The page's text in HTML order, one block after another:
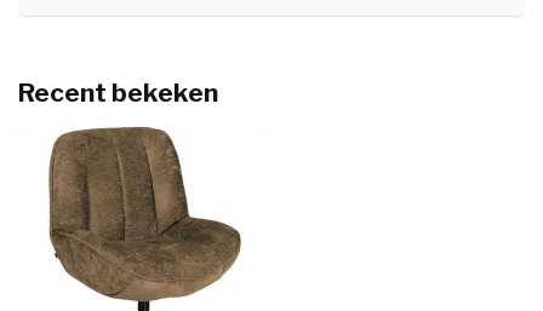
Recent bekeken